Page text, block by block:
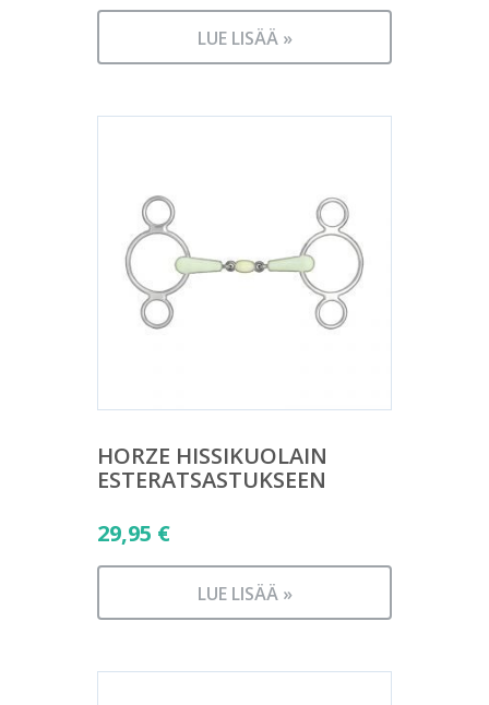
LUE LISÄÄ »
HORZE HISSIKUOLAIN
ESTERATSASTUKSEEN
29,95 €
LUE LISÄÄ »